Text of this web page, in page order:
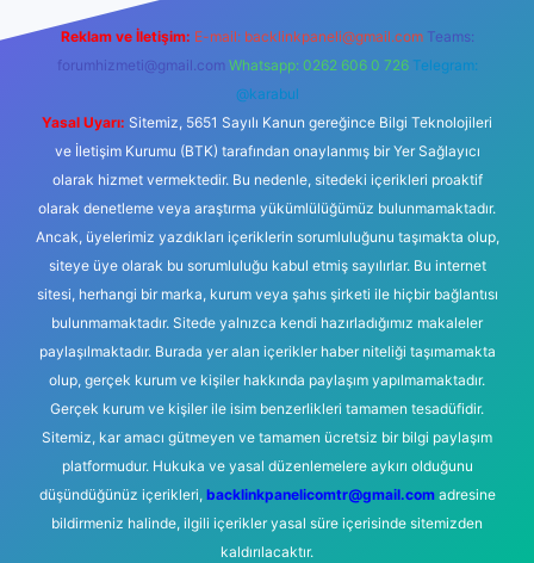
Reklam ve İletişim: E-mail: backlinkpaneli@gmail.com Teams:
forumhizmeti@gmail.com Whatsapp: 0262 606 0 726 Telegram:
@karabul
Yasal Uyarı: Sitemiz, 5651 Sayılı Kanun gereğince Bilgi Teknolojileri
ve İletişim Kurumu (BTK) tarafından onaylanmış bir Yer Sağlayıcı
olarak hizmet vermektedir. Bu nedenle, sitedeki içerikleri proaktif
olarak denetleme veya araştırma yükümlülüğümüz bulunmamaktadır.
Ancak, üyelerimiz yazdıkları içeriklerin sorumluluğunu taşımakta olup,
siteye üye olarak bu sorumluluğu kabul etmiş sayılırlar. Bu internet
sitesi, herhangi bir marka, kurum veya şahıs şirketi ile hiçbir bağlantısı
bulunmamaktadır. Sitede yalnızca kendi hazırladığımız makaleler
paylaşılmaktadır. Burada yer alan içerikler haber niteliği taşımamakta
olup, gerçek kurum ve kişiler hakkında paylaşım yapılmamaktadır.
Gerçek kurum ve kişiler ile isim benzerlikleri tamamen tesadüfidir.
Sitemiz, kar amacı gütmeyen ve tamamen ücretsiz bir bilgi paylaşım
platformudur. Hukuka ve yasal düzenlemelere aykırı olduğunu
düşündüğünüz içerikleri, backlinkpanelicomtr@gmail.comadresine
bildirmeniz halinde, ilgili içerikler yasal süre içerisinde sitemizden
kaldırılacaktır.